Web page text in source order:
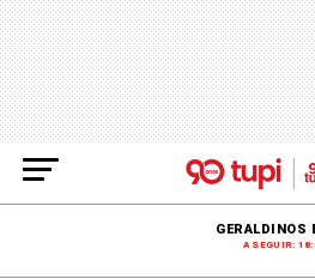
GERALDINOS
A SEGUIR: